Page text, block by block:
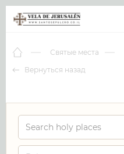
Виртуальные туры
Вернуться назад
Святые места